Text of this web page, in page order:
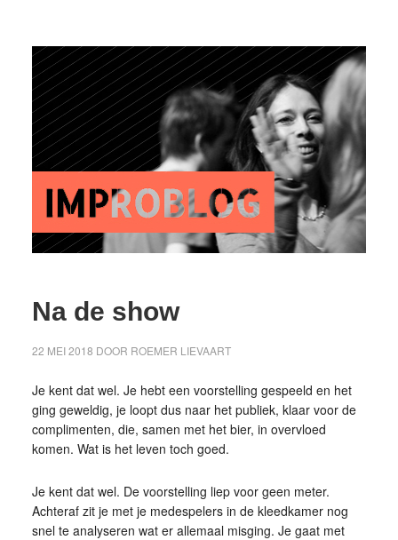
Na de show
22 MEI 2018 DOOR ROEMER LIEVAART
Je kent dat wel. Je hebt een voorstelling gespeeld en het
ging geweldig, je loopt dus naar het publiek, klaar voor de
complimenten, die, samen met het bier, in overvloed
komen. Wat is het leven toch goed.
Je kent dat wel. De voorstelling liep voor geen meter.
Achteraf zit je met je medespelers in de kleedkamer nog
snel te analyseren wat er allemaal misging. Je gaat met